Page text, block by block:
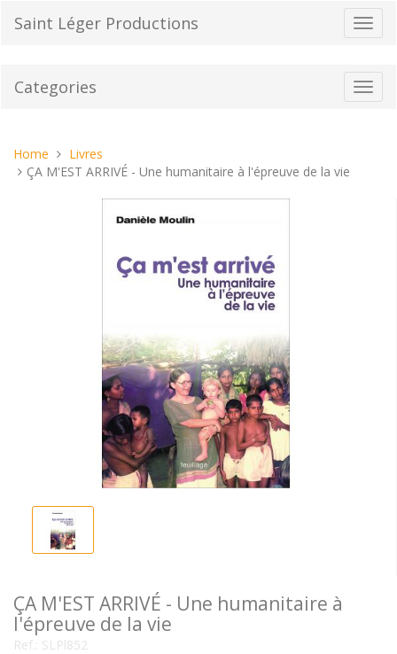
Saint Léger Productions
Categories
You
are
Home
Livres
ÇA M'EST ARRIVÉ - Une humanitaire à l'épreuve de la vie
ÇA M'EST ARRIVÉ - Une humanitaire à
l'épreuve de la vie
Ref.: SLPl852